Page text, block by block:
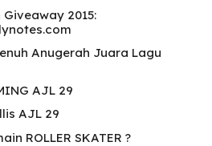
Giveaway 2015:
Anugerah Juara Lagu
AJL 29
AJL 29
ROLLER SKATER ?